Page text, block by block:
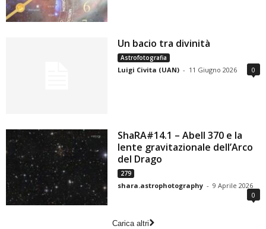
Un bacio tra divinità
Astrofotografia
Luigi Civita (UAN) - 11 Giugno 2026 0
ShaRA#14.1 – Abell 370 e la
lente gravitazionale dell’Arco
del Drago
279
shara.astrophotography - 9 Aprile 2026
0
Carica altri